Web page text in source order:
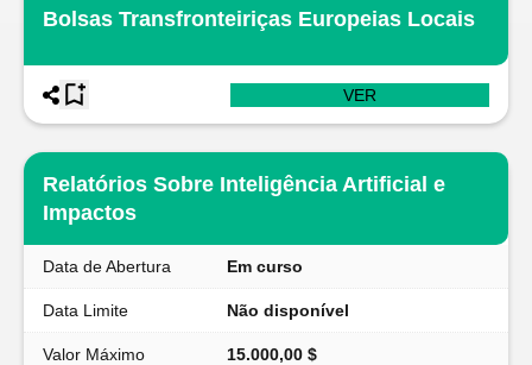
Bolsas Transfronteiriças Europeias Locais
VER
Relatórios Sobre Inteligência Artificial e
Impactos
Data de Abertura Em curso
Data Limite Não disponível
Valor Máximo 15.000,00 $